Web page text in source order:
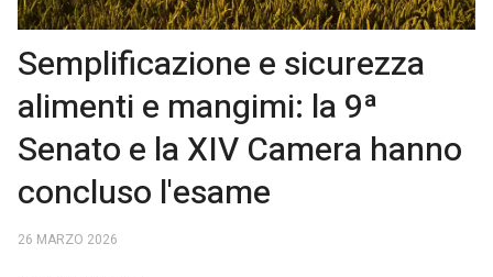
Semplificazione e sicurezza
alimenti e mangimi: la 9ª
Senato e la XIV Camera hanno
concluso l'esame
26 MARZO 2026